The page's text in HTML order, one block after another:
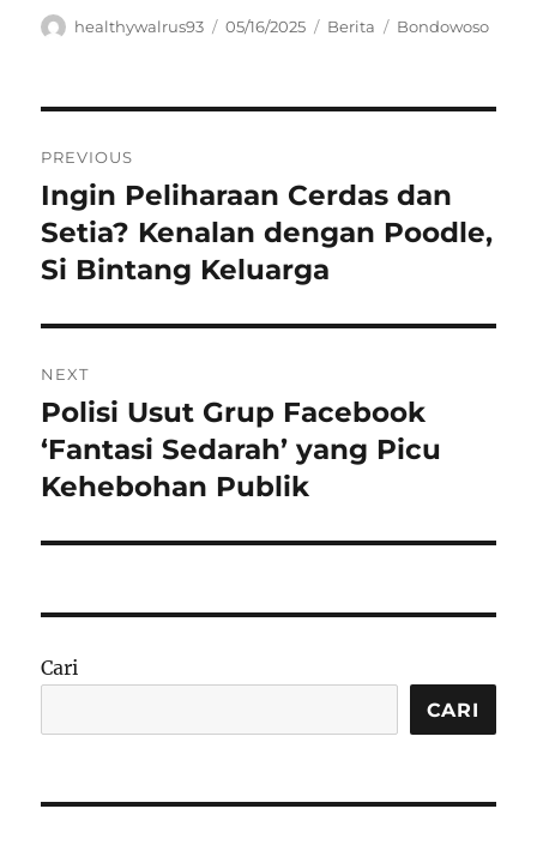
Author
healthywalrus93
Posted
05/16/2025 Categories
Berita Tags
Bondowoso
pos
PREVIOUS
Previous
post:
Ingin Peliharaan Cerdas dan
Setia? Kenalan dengan Poodle,
Si Bintang Keluarga
NEXT
Next
post:
Polisi Usut Grup Facebook
‘Fantasi Sedarah’ yang Picu
Kehebohan Publik
Cari
CARI